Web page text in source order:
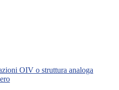
OIV o struttura analoga